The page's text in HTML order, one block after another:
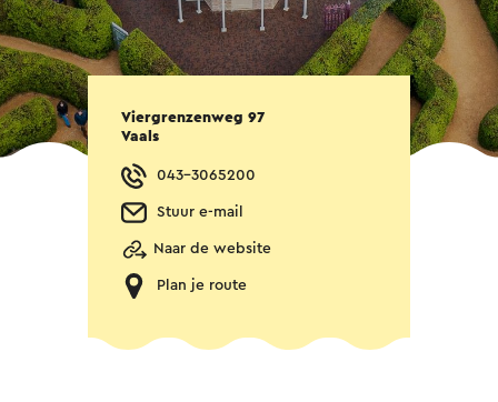
Viergrenzenweg 97
Vaals
043-3065200
Stuur e-mail
Naar de website
Plan je route